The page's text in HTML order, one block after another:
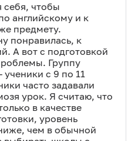
себя, чтобы
английскому и к
предмету.
понравилась, к
А вот с подготовкой
Группу
с 9 по 11
часто задавали
урок. Я считаю, что
в качестве
уровень
чем в обычной